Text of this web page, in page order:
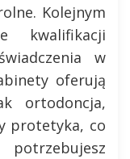
Kolejnym
kwalifikacji
w
oferują
ortodoncja,
protetyka, co